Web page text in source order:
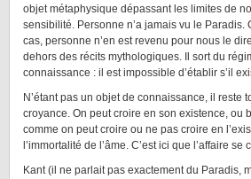
objet métaphysique dépassant les limites de
sensibilité. Personne n’a jamais vu le Paradis.
cas, personne n’en est revenu pour nous le
dehors des récits mythologiques. Il sort du
connaissance : il est impossible d’établir s’il
N’étant pas un objet de connaissance, il reste
croyance. On peut croire en son existence, ou
comme on peut croire ou ne pas croire en
l’immortalité de l’âme. C’est ici que l’affaire
Kant (il ne parlait pas exactement du Paradis,